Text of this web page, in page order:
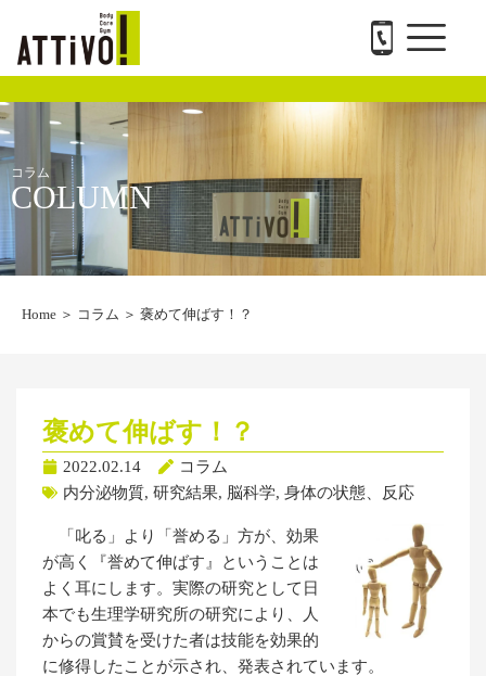
キ
ッ
プ
メ
ニ
ュ
ー
コラム
COLUMN
Home ＞ コラム ＞ 褒めて伸ばす！？
褒めて伸ばす！？
2022.02.14
コラム
内分泌物質, 研究結果, 脳科学, 身体の状態、反応
「叱る」より「誉める」方が、効果
が高く『誉めて伸ばす』ということは
よく耳にします。実際の研究として日
本でも生理学研究所の研究により、人
からの賞賛を受けた者は技能を効果的
に修得したことが示され、発表されています。